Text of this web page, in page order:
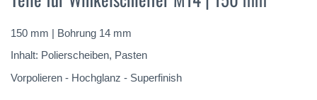
springen
150 mm | Bohrung 14 mm
Inhalt: Polierscheiben, Pasten
Vorpolieren - Hochglanz - Superfinish